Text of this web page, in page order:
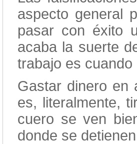
aspecto general
pasar con éxito
acaba la suerte
trabajo es
Gastar dinero en
es, literalmente,
cuero se ven
donde se